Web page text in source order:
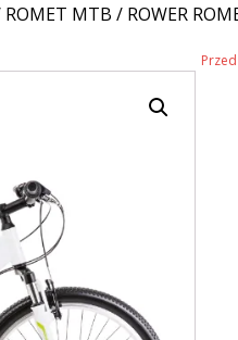
ROMET MTB / ROWER